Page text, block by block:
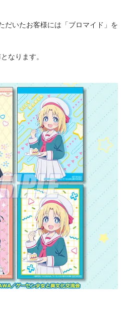
だいたお客様には「ブロマイド」を
なります。